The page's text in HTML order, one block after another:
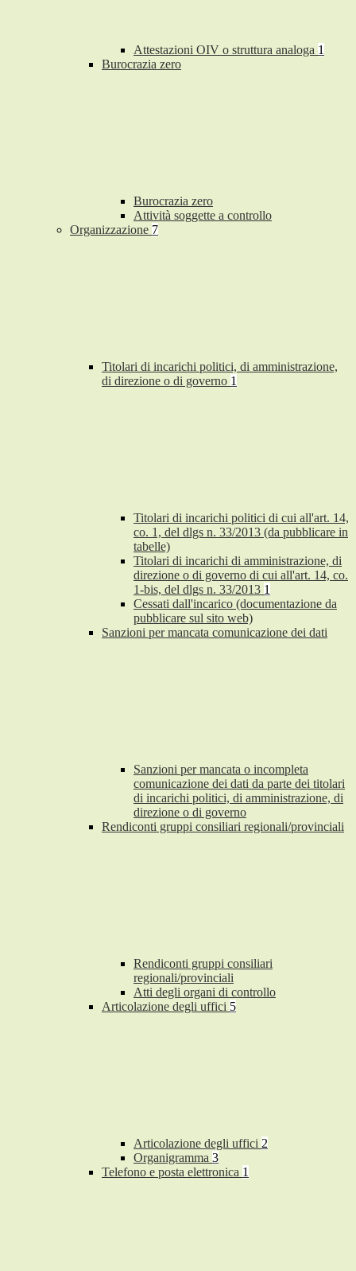
Attestazioni OIV o struttura analoga 1
Burocrazia zero
Burocrazia zero
Attività soggette a controllo
Organizzazione 7
Titolari di incarichi politici, di amministrazione,
di direzione o di governo 1
Titolari di incarichi politici di cui all'art. 14,
co. 1, del dlgs n. 33/2013 (da pubblicare in
tabelle)
Titolari di incarichi di amministrazione, di
direzione o di governo di cui all'art. 14, co.
1-bis, del dlgs n. 33/2013 1
Cessati dall'incarico (documentazione da
pubblicare sul sito web)
Sanzioni per mancata comunicazione dei dati
Sanzioni per mancata o incompleta
comunicazione dei dati da parte dei titolari
di incarichi politici, di amministrazione, di
direzione o di governo
Rendiconti gruppi consiliari regionali/provinciali
Rendiconti gruppi consiliari
regionali/provinciali
Atti degli organi di controllo
Articolazione degli uffici 5
Articolazione degli uffici 2
Organigramma 3
Telefono e posta elettronica 1